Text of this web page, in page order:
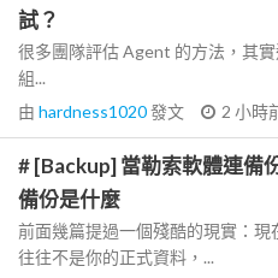
試？
很多團隊評估 Agent 的方法，其
組...
由 hardness1020發文 2 小時
# [Backup] 當勒索軟體連備
備份是什麼
前面幾篇提過一個殘酷的現實：
往往不是你的正式資料，...